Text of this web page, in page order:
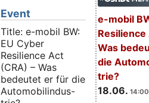
e-mobil
Resilience
Was
die
trie?
18.06.
Event
Title: e-mobil BW:
EU Cyber
Resilience Act
(CRA) – Was
bedeutet er für die
Automobilindus-